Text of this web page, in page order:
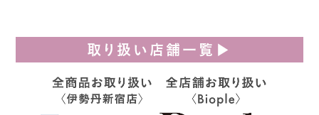
取り扱い店舗一覧▶